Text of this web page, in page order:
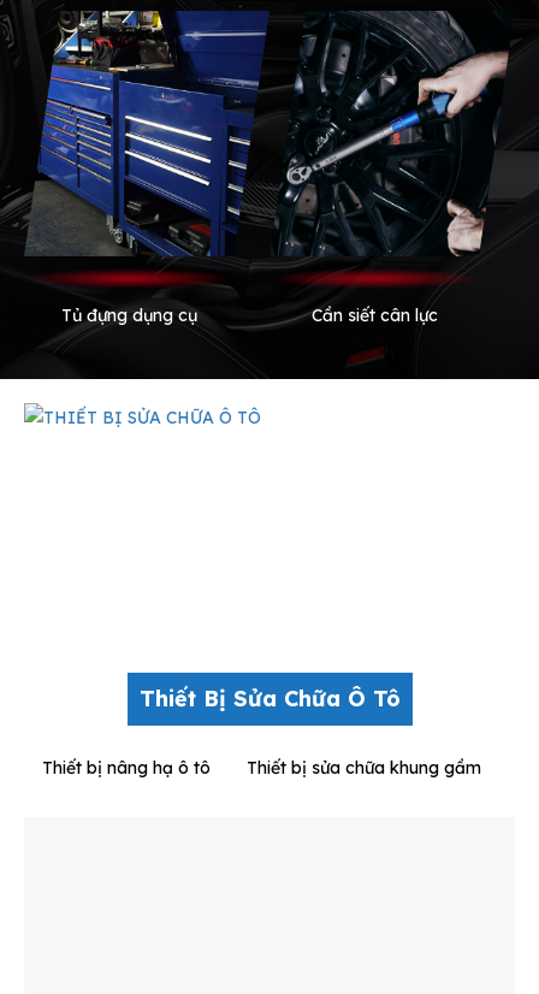
cụ Cần siết cân lực Thiết bị khí nén
Thiết Bị Sửa Chữa Ô Tô
Thiết bị nâng hạ ô tô Thiết bị sửa chữa khung gầm